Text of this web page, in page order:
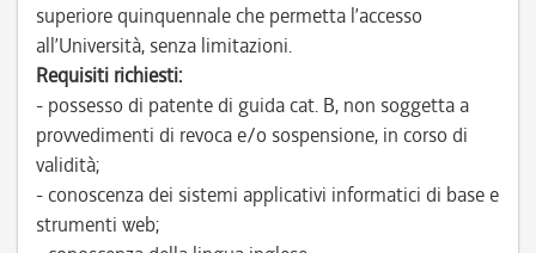
superiore quinquennale che permetta l’accesso
all’Università, senza limitazioni.
Requisiti richiesti:
- possesso di patente di guida cat. B, non soggetta a
provvedimenti di revoca e/o sospensione, in corso di
validità;
- conoscenza dei sistemi applicativi informatici di base e
strumenti web;